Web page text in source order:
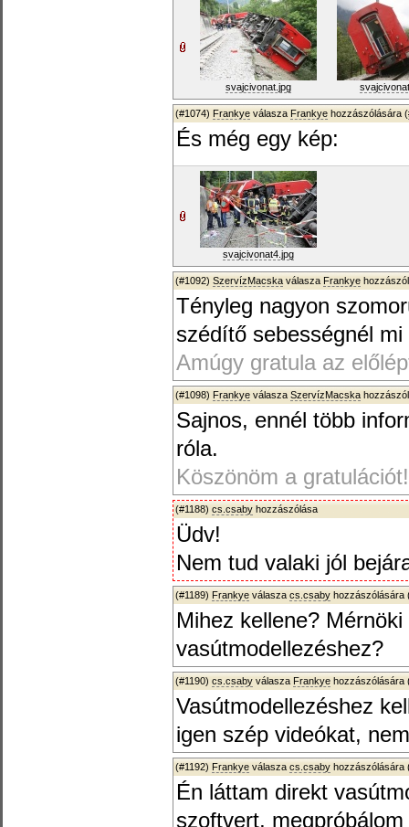
svajcivonat.jpg
(#1074) Frankye válasza Frankye hozzászólására (
És még egy kép:
svajcivonat4.jpg
(#1092) SzervízMacska válasza Frankye
Tényleg nagyon
szédítő sebességnél
Amúgy gratula az
(#1098) Frankye válasza SzervízMacska
Sajnos, ennél több
róla.
Köszönöm a gratulációt!
(#1188) cs.csaby hozzászólása
Üdv!
Nem tud valaki jól
(#1189) Frankye válasza cs.csaby hozzászólására
Mihez kellene?
vasútmodellezéshez?
(#1190) cs.csaby válasza Frankye hozzászólására
Vasútmodellezéshez
igen szép videókat,
(#1192) Frankye válasza cs.csaby hozzászólására
Én láttam direkt
szoftvert,